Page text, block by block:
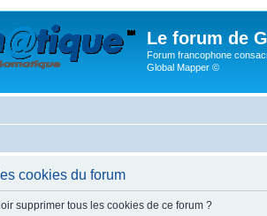
Le forum de
Forum francophone
Global Mapper ©
cookies du forum
supprimer tous les cookies de ce forum ?